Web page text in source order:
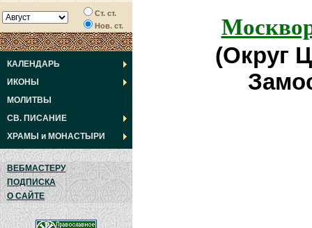
Ст. ст.
Нов. ст.
КАЛЕНДАРЬ
ИКОНЫ
МОЛИТВЫ
СВ. ПИСАНИЕ
ХРАМЫ и МОНАСТЫРИ
ВЕБМАСТЕРУ
ПОДПИСКА
О САЙТЕ
(Округ